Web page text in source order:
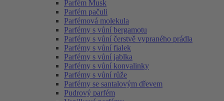
Parfém Musk
Parfém pačuli
Parfémová molekula
Parfémy s vůní bergamotu
Parfémy s vůní čerstvě vypraného prádla
Parfémy s vůní fialek
Parfémy s vůní jablka
Parfémy s vůní konvalinky
Parfémy s vůní růže
Parfémy se santalovým dřevem
Pudrový parfém